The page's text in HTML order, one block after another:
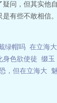
问，但其实他
有些不敢相信
绿帽吗 在立海
身色欲使徒 缀玉
，但在立海大